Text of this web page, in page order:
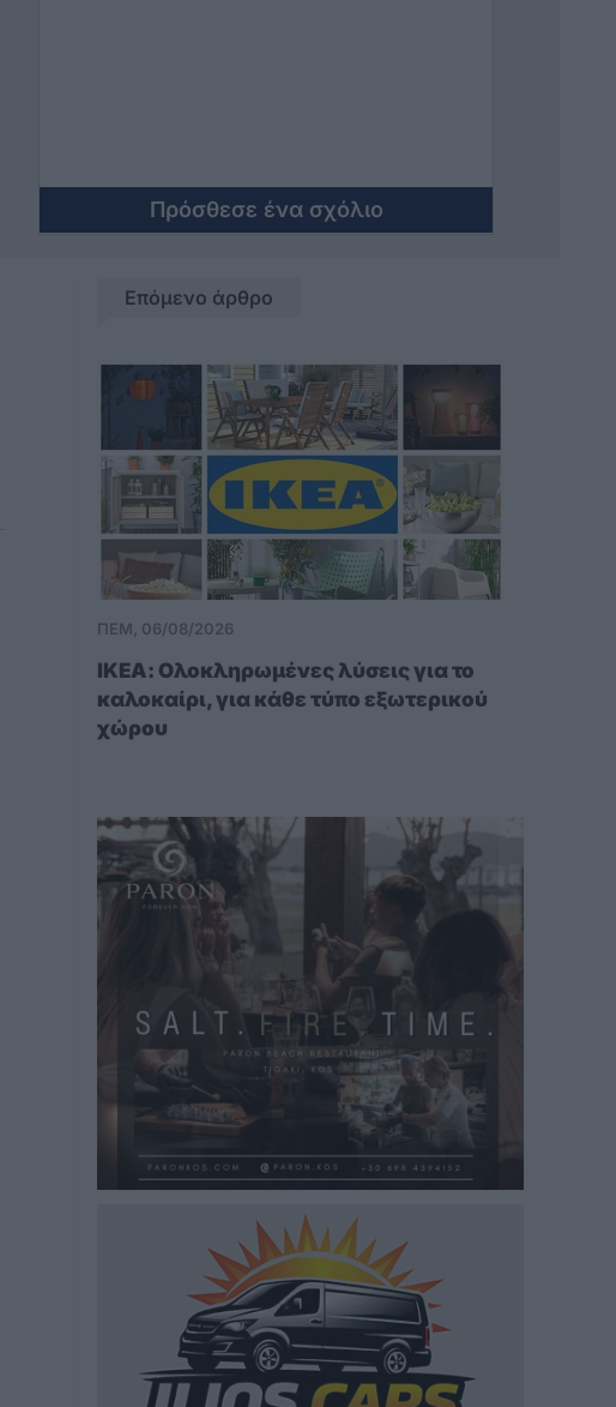
Πρόσθεσε ένα σχόλιο
Επόμενο άρθρο
ΠΕΜ, 06/08/2026
ΙΚΕΑ: Ολοκληρωμένες λύσεις για το
καλοκαίρι, για κάθε τύπο εξωτερικού
χώρου